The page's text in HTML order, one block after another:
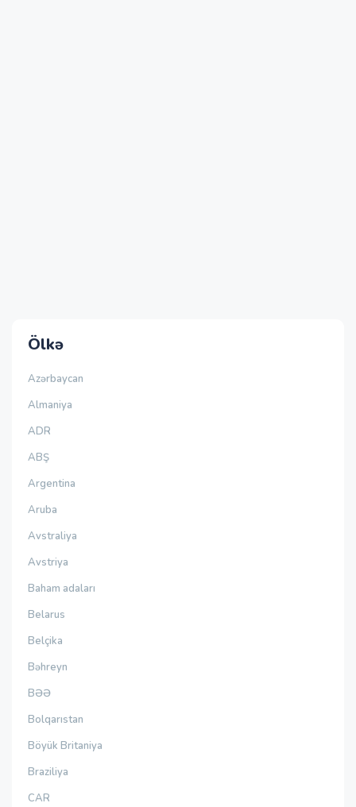
Ölkə
Azərbaycan
Almaniya
ADR
ABŞ
Argentina
Aruba
Avstraliya
Avstriya
Baham adaları
Belarus
Belçika
Bəhreyn
BƏƏ
Bolqarıstan
Böyük Britaniya
Braziliya
CAR